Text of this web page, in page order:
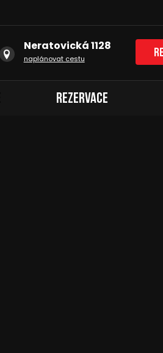
Neratovická 1128
naplánovat cestu
Rezervace